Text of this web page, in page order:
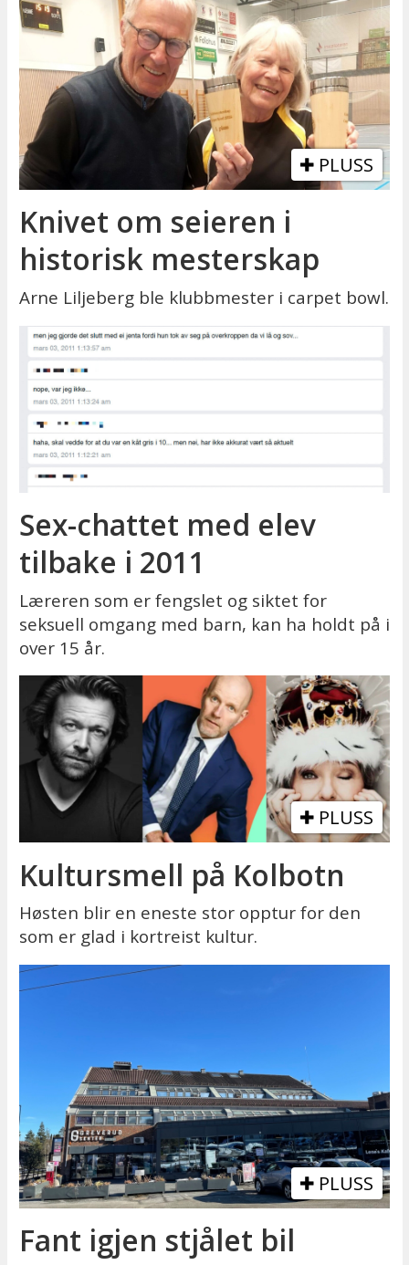
PLUSS
Knivet om seieren i
historisk mesterskap
Arne Liljeberg ble klubbmester i carpet bowl.
Sex-chattet med elev
tilbake i 2011
Læreren som er fengslet og siktet for
seksuell omgang med barn, kan ha holdt på i
over 15 år.
PLUSS
Kultursmell på Kolbotn
Høsten blir en eneste stor opptur for den
som er glad i kortreist kultur.
PLUSS
Fant igjen stjålet bil